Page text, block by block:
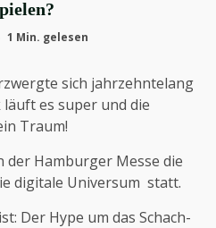
1 Min. gelesen
sich jahrzehntelang
läuft es super und die
Traum!
der Hamburger Messe die
digitale Universum statt.
Der Hype um das Schach-